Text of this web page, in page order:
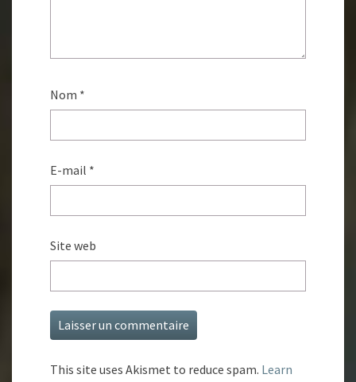
Nom *
E-mail *
Site web
This site uses Akismet to reduce spam. Learn